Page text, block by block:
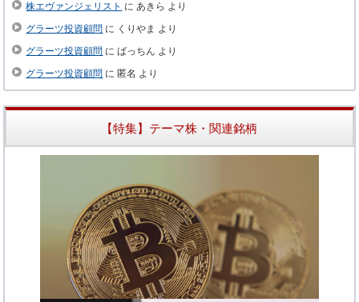
株エヴァンジェリスト に あきら より
グラーツ投資顧問 に くりやま より
グラーツ投資顧問 にばっちん より
グラーツ投資顧問 に匿名 より
【特集】テーマ株・関連銘柄